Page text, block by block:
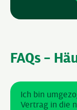
FAQs –
Ich bin
Vertrag in die